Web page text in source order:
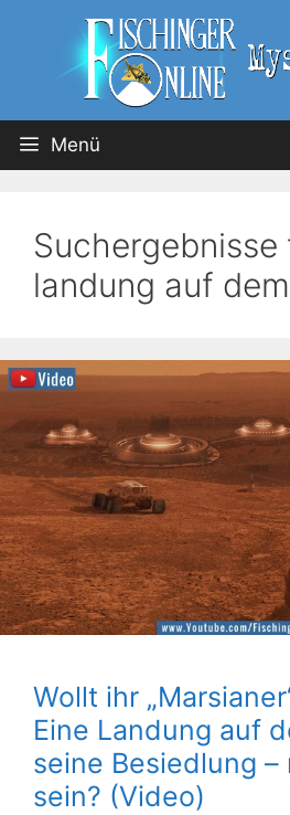
Menü
Suchergebnisse
landung auf
Wollt ihr
Eine Landung auf
seine Besiedlung –
sein? (Video)